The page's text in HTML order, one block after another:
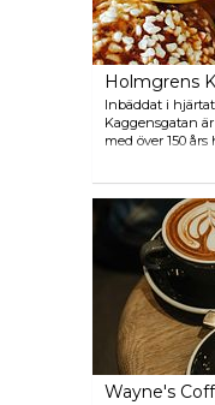
Holmgrens
Inbäddat i
Kaggensgatan
med över 150
känd för sitt
Wayne's